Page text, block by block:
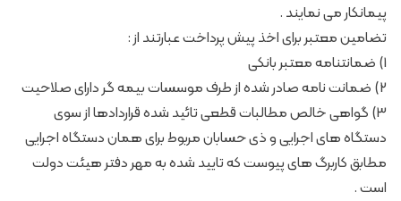
پیمانکار می نمایند .
تضامین معتبر برای اخذ پیش پرداخت عبارتند از :
1) ضمانتنامه معتبر بانکی
2) ضمانت نامه صادر شده از طرف موسسات بیمه گر دارای صلاحیت
3) گواهی خالص مطالبات قطعی تائید شده قراردادها از سوی
دستگاه های اجرایی و ذی حسابان مربوط برای همان دستگاه اجرایی
مطابق کاربرگ های پیوست که تایید شده به مهر دفتر هیئت دولت
است .